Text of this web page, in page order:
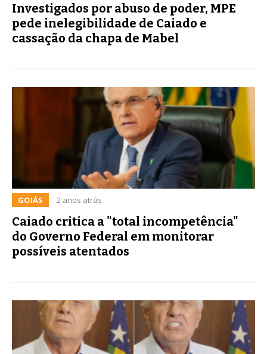
Investigados por abuso de poder, MPE
pede inelegibilidade de Caiado e
cassação da chapa de Mabel
GOIÁS 2 anos atrás
Caiado critica a "total incompetência"
do Governo Federal em monitorar
possíveis atentados